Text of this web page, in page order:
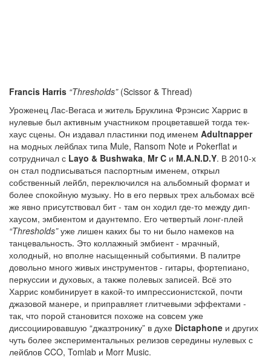
Francis Harris “Thresholds”(Scissor & Thread)
Уроженец Лас-Вегаса и житель Бруклина Фрэнсис Харрис в
нулевые был активным участником процветавшей тогда тек-
хаус сцены. Он издавал пластинки под именем Adultnapper
на модных лейблах типа Mule, Ransom Note и Pokerflat и
сотрудничал с Layo & Bushwaka, Mr C и M.A.N.D.Y. В 2010-х
он стал подписываться паспортным именем, открыл
собственный лейбл, переключился на альбомный формат и
более спокойную музыку. Но в его первых трех альбомах всё
же явно присутствовал бит - там он ходил где-то между дип-
хаусом, эмбиентом и даунтемпо. Его четвертый лонг-плей
“Thresholds”уже лишен каких бы то ни было намеков на
танцевальность. Это коллажный эмбиент - мрачный,
холодный, но вполне насыщенный событиями. В палитре
довольно много живых инструментов - гитары, фортепиано,
перкуссии и духовых, а также полевых записей. Всё это
Харрис комбинирует в какой-то импрессионистской, почти
джазовой манере, и приправляет глитчевыми эффектами -
так, что порой становится похоже на совсем уже
диссоциировавшую “джазтронику” в духе Dictaphone и других
чуть более экспериментальных релизов середины нулевых с
лейблов CCO, Tomlab и Morr Music.